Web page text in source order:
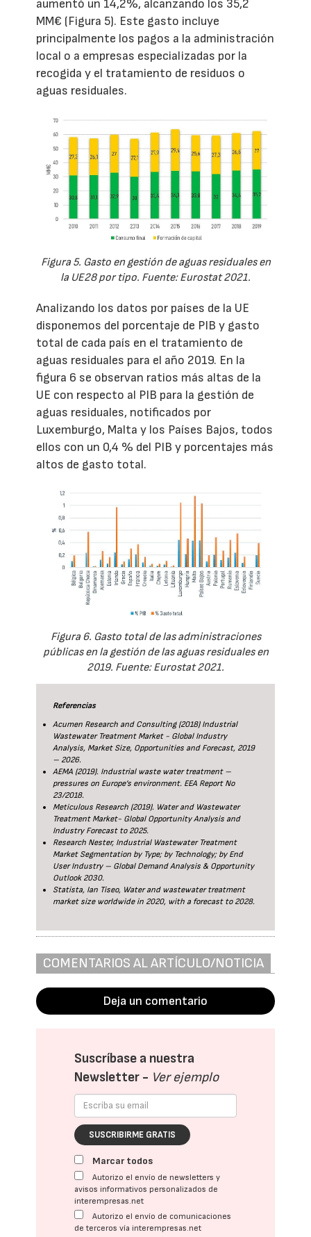
aumentó un 14,2%, alcanzando los 35,2
MM€ (Figura 5). Este gasto incluye
principalmente los pagos a la administración
local o a empresas especializadas por la
recogida y el tratamiento de residuos o
aguas residuales.
Figura 5. Gasto en gestión de aguas residuales en
la UE28 por tipo. Fuente: Eurostat 2021.
Analizando los datos por países de la UE
disponemos del porcentaje de PIB y gasto
total de cada país en el tratamiento de
aguas residuales para el año 2019. En la
figura 6 se observan ratios más altas de la
UE con respecto al PIB para la gestión de
aguas residuales, notificados por
Luxemburgo, Malta y los Países Bajos, todos
ellos con un 0,4 % del PIB y porcentajes más
altos de gasto total.
Figura 6. Gasto total de las administraciones
públicas en la gestión de las aguas residuales en
2019. Fuente: Eurostat 2021.
Referencias
Acumen Research and Consulting (2018) Industrial
Wastewater Treatment Market - Global Industry
Analysis, Market Size, Opportunities and Forecast, 2019
– 2026.
AEMA (2019). Industrial waste water treatment –
pressures on Europe’s environment. EEA Report No
23/2018.
Meticulous Research (2019). Water and Wastewater
Treatment Market- Global Opportunity Analysis and
Industry Forecast to 2025.
Research Nester, Industrial Wastewater Treatment
Market Segmentation by Type; by Technology; by End
User Industry – Global Demand Analysis & Opportunity
Outlook 2030.
Statista, Ian Tiseo, Water and wastewater treatment
market size worldwide in 2020, with a forecast to 2028.
COMENTARIOS AL ARTÍCULO/NOTICIA
Deja un comentario
Suscríbase a nuestra
Newsletter - Ver ejemplo
SUSCRIBIRME GRATIS
Marcar todos
Autorizo el envío de newsletters y
avisos informativos personalizados de
interempresas.net
Autorizo el envío de comunicaciones
de terceros vía interempresas.net